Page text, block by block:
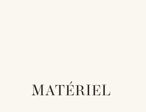
MATÉRIEL